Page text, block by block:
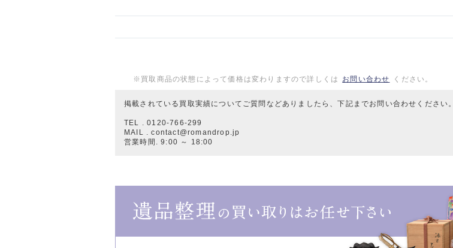
※買取商品の状態によって価格は変わりますので詳しくは お問い合わせ ください。
掲載されている買取実績についてご質問などありましたら、下記までお問い合わせください。
TEL . 0120-766-299
MAIL . contact@romandrop.jp
営業時間. 9:00 ～ 18:00